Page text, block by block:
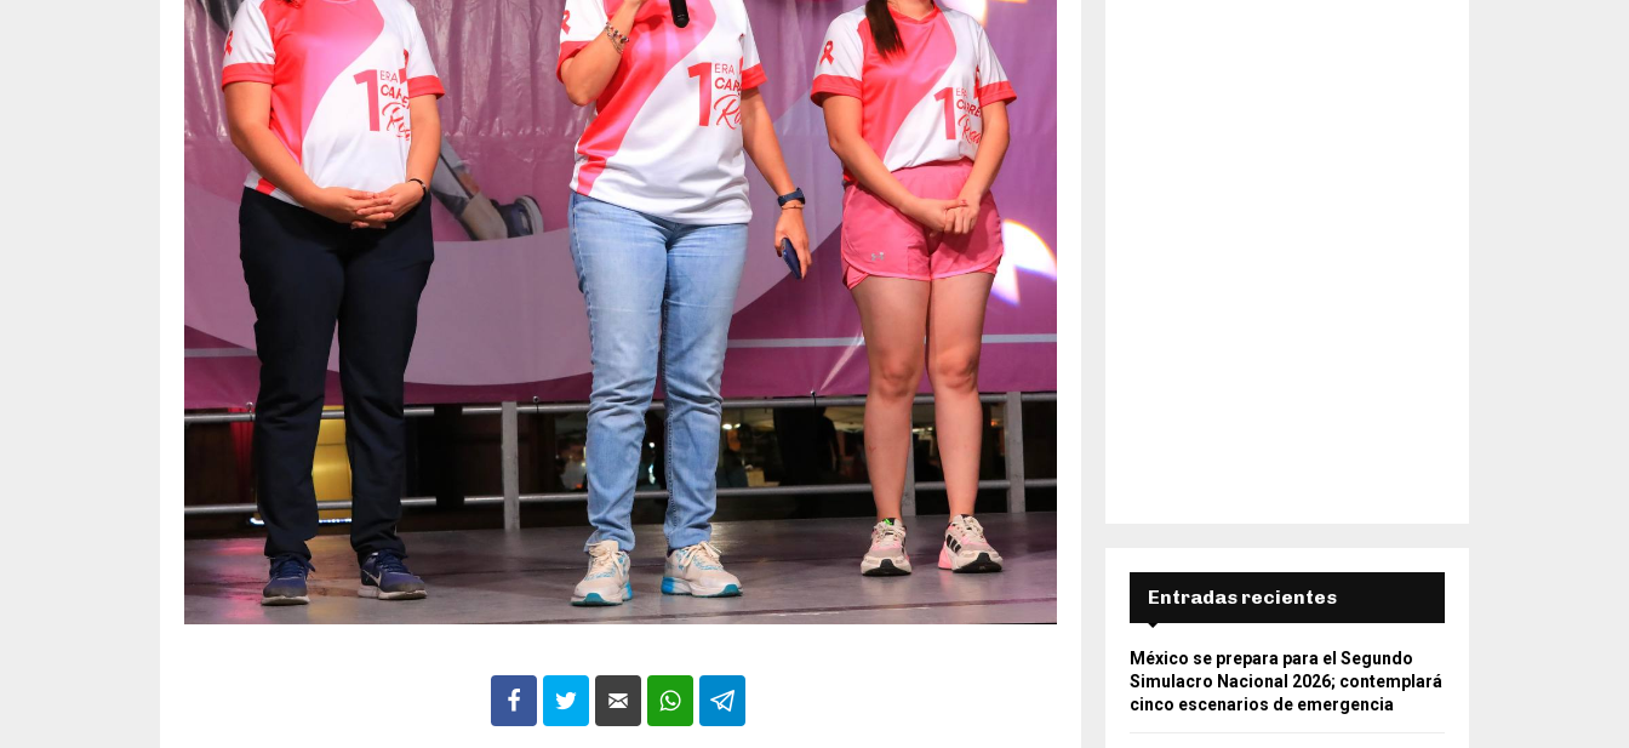
Entradas recientes
México se prepara para el Segundo
Simulacro Nacional 2026; contemplará
cinco escenarios de emergencia